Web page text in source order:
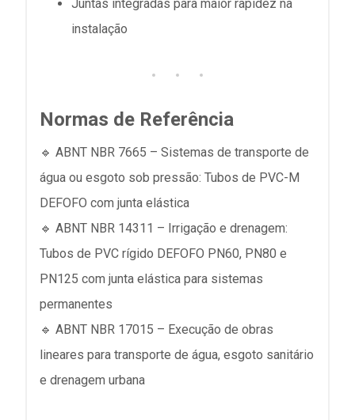
Juntas integradas para maior rapidez na
instalação
Normas de Referência
🔹 ABNT NBR 7665 – Sistemas de transporte de
água ou esgoto sob pressão: Tubos de PVC-M
DEFOFO com junta elástica
🔹 ABNT NBR 14311 – Irrigação e drenagem:
Tubos de PVC rígido DEFOFO PN60, PN80 e
PN125 com junta elástica para sistemas
permanentes
🔹 ABNT NBR 17015 – Execução de obras
lineares para transporte de água, esgoto sanitário
e drenagem urbana